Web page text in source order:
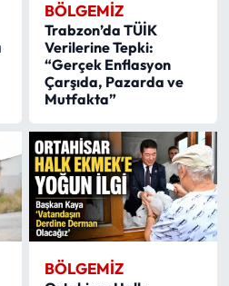
BÖLGEMIZ
Trabzon’da TÜİK
Verilerine Tepki:
“Gerçek Enflasyon
Çarşıda, Pazarda ve
Mutfakta”
BÖLGEMIZ